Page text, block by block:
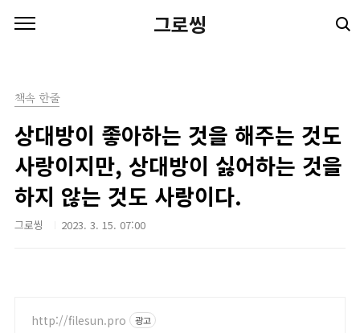
그로씽
책속 한줄
상대방이 좋아하는 것을 해주는 것도
사랑이지만, 상대방이 싫어하는 것을
하지 않는 것도 사랑이다.
그로씽 2023. 3. 15. 07:00
http://filesun.pro 광고